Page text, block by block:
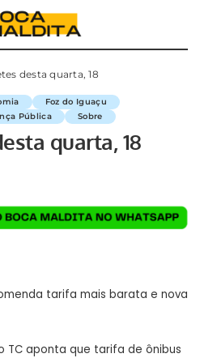
desta quarta, 18
Foz do Iguaçu
Pública Sobre
quarta, 18
tarifa mais barata e nova
TC aponta que tarifa de ônibus